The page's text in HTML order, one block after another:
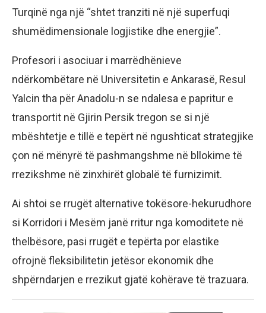
Turqinë nga një “shtet tranziti në një superfuqi
shumëdimensionale logjistike dhe energjie”.
Profesori i asociuar i marrëdhënieve
ndërkombëtare në Universitetin e Ankarasë, Resul
Yalcin tha për Anadolu-n se ndalesa e papritur e
transportit në Gjirin Persik tregon se si një
mbështetje e tillë e tepërt në ngushticat strategjike
çon në mënyrë të pashmangshme në bllokime të
rrezikshme në zinxhirët globalë të furnizimit.
Ai shtoi se rrugët alternative tokësore-hekurudhore
si Korridori i Mesëm janë rritur nga komoditete në
thelbësore, pasi rrugët e tepërta por elastike
ofrojnë fleksibilitetin jetësor ekonomik dhe
shpërndarjen e rrezikut gjatë kohërave të trazuara.